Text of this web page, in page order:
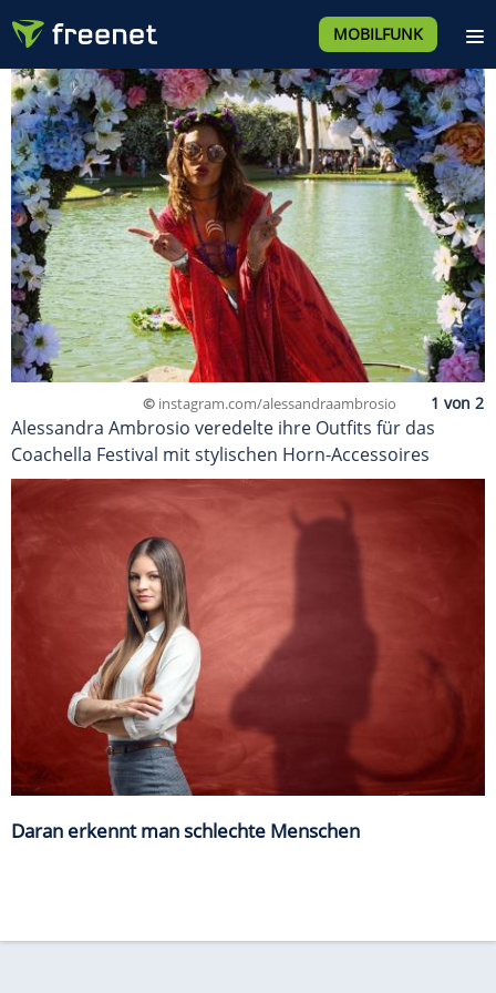
MOBILFUNK
© instagram.com/alessandraambrosio
Alessandra Ambrosio veredelte ihre Outfits für das
Coachella Festival mit stylischen Horn-Accessoires
Daran erkennt man schlechte Menschen